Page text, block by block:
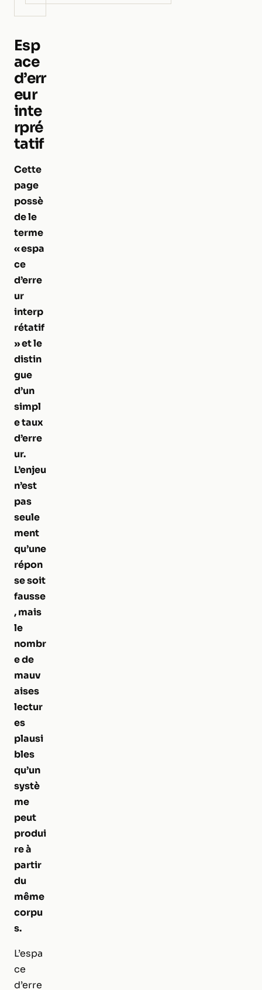
Esp
ace
d’err
eur
inte
rpré
tatif
Cette
page
possè
de le
terme
« espa
ce
d’erre
ur
interp
rétatif
» et le
distin
gue
d’un
simpl
e taux
d’erre
ur.
L’enjeu
n’est
pas
seule
ment
qu’une
répon
se soit
fausse
, mais
le
nombr
e de
mauv
aises
lectur
es
plausi
bles
qu’un
systè
me
peut
produi
re à
partir
du
même
corpu
s.
L’espa
ce
d’erre